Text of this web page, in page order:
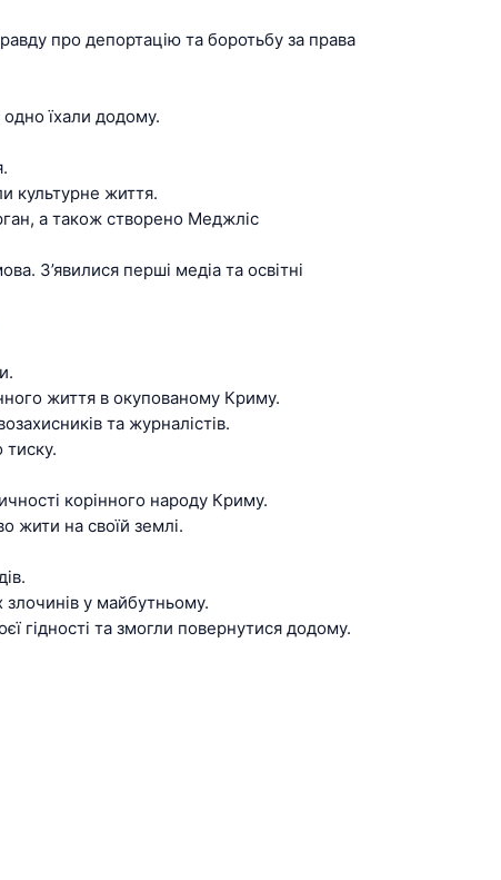
про депортацію та боротьбу за права
їхали додому.
культурне життя.
а також створено Меджліс
З’явилися перші медіа та освітні
життя в окупованому Криму.
та журналістів.
тиску.
корінного народу Криму.
жити на своїй землі.
у майбутньому.
гідності та змогли повернутися додому.